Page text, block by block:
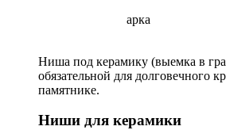
арка
Ниша под керамику (выемка в
обязательной для долговечного
памятнике.
Ниши для керамики